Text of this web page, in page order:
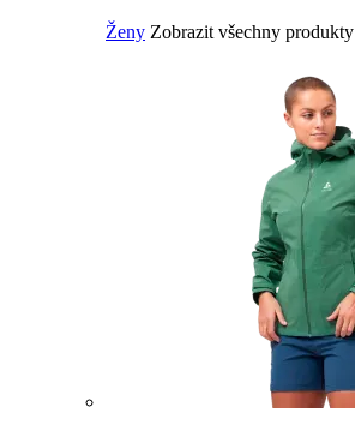
Ženy Zobrazit všechny produkty